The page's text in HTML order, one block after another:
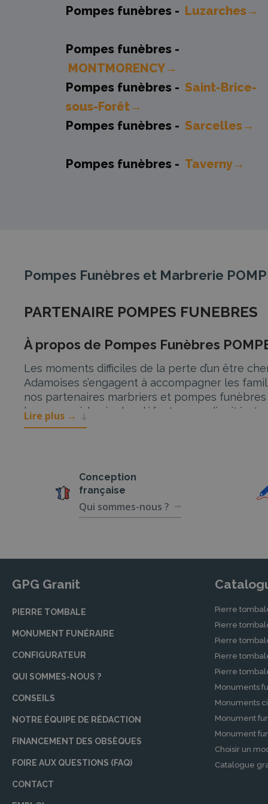
Pompes funèbres - Luzarches→
Pompes funèbres -
MONTMORENCY→
Pompes funèbres - Saint-Brice-
sous-Forêt→
Pompes funèbres - Sarcelles→
Pompes funèbres - Taverny→
Pompes Funèbres et Marbrerie
PARTENAIRE POMPES FUNEBRES
À propos de Pompes Funèbres
Les moments difficiles de la perte d’un être
Adamoises s’engagent à accompagner les
nos partenaires marbriers et pompes
hommage à la vie des défunts avec dignité et
d’honneur à proposer une large gamme de
Organisation d’obsèques
L’organisation d’obsèques peut sembler
supplémentaire.
Marbrerie Funéraire
La marbrerie funéraire est un élément
savoir-faire à votre service pour la conception
Chaque projet est traité avec le plus grand
Inhumation et crémation
Les Pompes Funèbres Adamoises offrent des
correspond le mieux à leurs souhaits ou aux
conservation des cendres dans un
Thanatopraxie
La thanatopraxie, ou soins de conservation,
funéraire. Nos professionnels qualifiés veillent
Lire plus →
Conception
française
Qui sommes-nous ?
GPG Granit
PIERRE TOMBALE
MONUMENT FUNÉRAIRE
CONFIGURATEUR
QUI SOMMES-NOUS ?
CONSEILS
NOTRE ÉQUIPE DE RÉDACTION
FINANCEMENT DES OBSÈQUES
FOIRE AUX QUESTIONS (FAQ)
CONTACT
Pierre
Pierre
Pierre
Pierre
Pierre
Monuments
Monuments
Monument
Monument
Choisir un
Catalogue